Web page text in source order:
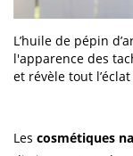
L’huile de pépin
l'apparence des
et révèle tout
Les cosmétiques